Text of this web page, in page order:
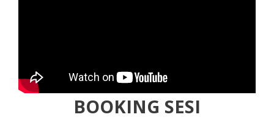
BOOKING SESI